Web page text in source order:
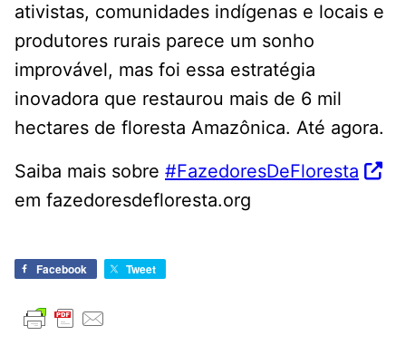
ativistas, comunidades indígenas e locais e
produtores rurais parece um sonho
improvável, mas foi essa estratégia
inovadora que restaurou mais de 6 mil
hectares de floresta Amazônica. Até agora.
Saiba mais sobre #FazedoresDeFloresta
em fazedoresdefloresta.org
Facebook Tweet